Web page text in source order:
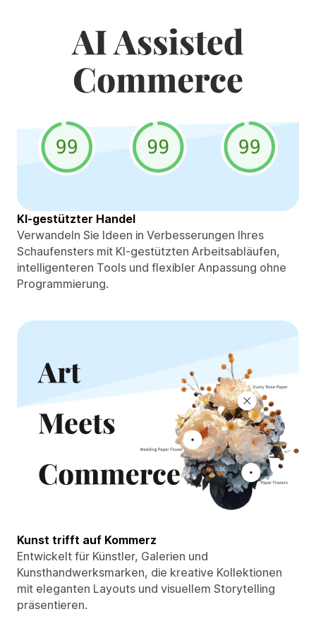
KI-gestützter Handel
Verwandeln Sie Ideen in Verbesserungen Ihres
Schaufensters mit KI-gestützten Arbeitsabläufen,
intelligenteren Tools und flexibler Anpassung ohne
Programmierung.
Kunst trifft auf Kommerz
Entwickelt für Künstler, Galerien und
Kunsthandwerksmarken, die kreative Kollektionen
mit eleganten Layouts und visuellem Storytelling
präsentieren.